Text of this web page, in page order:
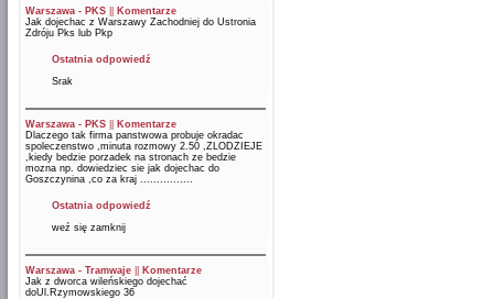
Warszawa - PKS
Komentarze
Jak dojechac z Warszawy Zachodniej do Ustronia
Zdróju Pks lub Pkp
Ostatnia odpowiedź
Srak
Warszawa - PKS
Komentarze
Dlaczego tak firma panstwowa probuje okradac
spoleczenstwo ,minuta rozmowy 2.50 ,ZLODZIEJE
,kiedy bedzie porzadek na stronach ze bedzie
mozna np. dowiedziec sie jak dojechac do
Goszczynina ,co za kraj ................
Ostatnia odpowiedź
weź się zamknij
Warszawa - Tramwaje
Komentarze
Jak z dworca wileńskiego dojechać
doUl.Rzymowskiego 36